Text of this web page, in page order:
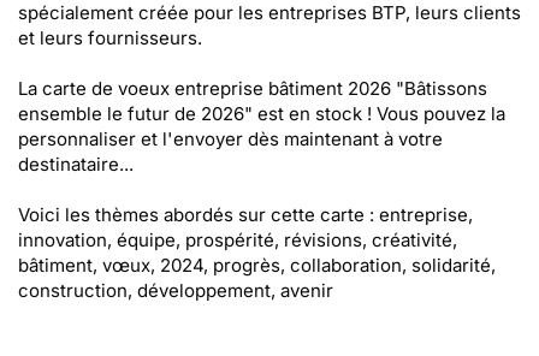
spécialement créée pour les entreprises BTP, leurs clients
et leurs fournisseurs.
La carte de voeux entreprise bâtiment 2026 "Bâtissons
ensemble le futur de 2026" est en stock ! Vous pouvez la
personnaliser et l'envoyer dès maintenant à votre
destinataire...
Voici les thèmes abordés sur cette carte : entreprise,
innovation, équipe, prospérité, révisions, créativité,
bâtiment, vœux, 2024, progrès, collaboration, solidarité,
construction, développement, avenir